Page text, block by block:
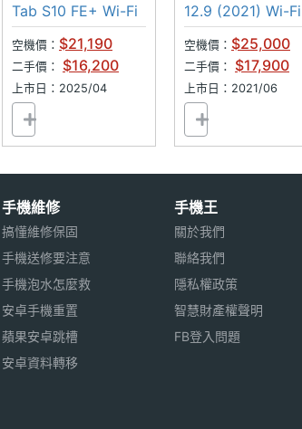
Tab S10 FE+ Wi-Fi
空機價： $21,190
二手價： $16,200
上市日：2025/04
12.9 (2021) Wi-Fi
128GB
空機價： $25,000
二手價： $17,900
上市日：2021/06
手機維修
搞懂維修保固
手機送修要注意
手機泡水怎麼救
安卓手機重置
蘋果安卓跳槽
安卓資料轉移
手機王
關於我們
聯絡我們
隱私權政策
智慧財產權聲明
FB登入問題